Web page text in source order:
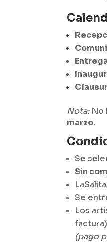
Nota:No
marzo.
Se
Sin
Se
Los
factura)
(pago